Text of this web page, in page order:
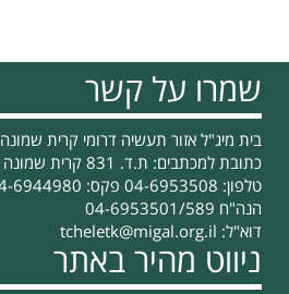
שמרו על קשר
בית מיג"ל אזור תעשיה דרומי קרית שמונה
כתובת למכתבים: ת.ד. 831 קרית שמונה 11016
טלפון: 04-6953508 פקס: 04-6944980
הנה"ח 04-6953501/589
דוא"ל: tcheletk@migal.org.il
ניווט מהיר באתר